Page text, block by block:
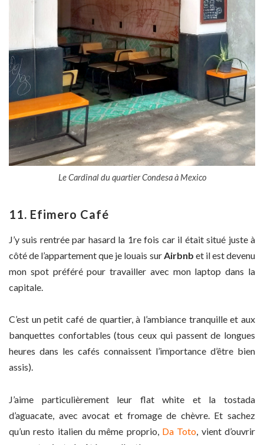
Le Cardinal du quartier Condesa à Mexico
11. Efimero Café
J’y suis rentrée par hasard la 1re fois car il était situé juste à
côté de l’appartement que je louais surAirbnb et il est devenu
mon spot préféré pour travailler avec mon laptop dans la
capitale.
C’est un petit café de quartier, à l’ambiance tranquille et aux
banquettes confortables (tous ceux qui passent de longues
heures dans les cafés connaissent l’importance d’être bien
assis).
J’aime particulièrement leur flat white et la tostada
d’aguacate, avec avocat et fromage de chèvre. Et sachez
qu’un resto italien du même proprio, Da Toto , vient d’ouvrir